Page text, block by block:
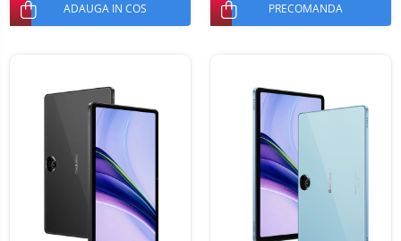
ADAUGA IN COS PRECOMANDA